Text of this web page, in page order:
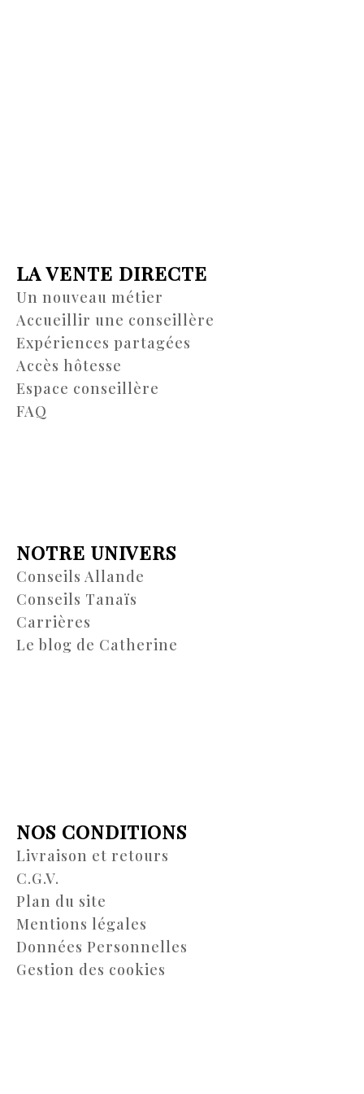
LA VENTE DIRECTE
Un nouveau métier
Accueillir une conseillère
Expériences partagées
Accès hôtesse
Espace conseillère
FAQ
NOTRE UNIVERS
Conseils Allande
Conseils Tanaïs
Carrières
Le blog de Catherine
NOS CONDITIONS
Livraison et retours
C.G.V.
Plan du site
Mentions légales
Données Personnelles
Gestion des cookies